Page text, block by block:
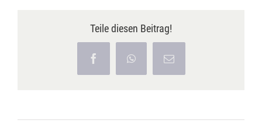
Teile diesen Beitrag!
FacebookWhatsApp
E-
Mail